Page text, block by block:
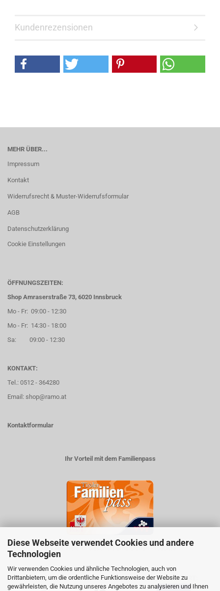
Diese Webseite verwendet Cookies und andere
Technologien
Wir verwenden Cookies und ähnliche Technologien, auch von
Drittanbietern, um die ordentliche Funktionsweise der Website zu
gewährleisten, die Nutzung unseres Angebotes zu analysieren und Ihnen
Kundenrezensionen
MEHR ÜBER...
Impressum
Kontakt
Widerrufsrecht & Muster-Widerrufsformular
AGB
Datenschutzerklärung
Cookie Einstellungen
ÖFFNUNGSZEITEN:
Shop Amraserstraße 73, 6020 Innsbruck
Mo - Fr: 09:00 - 12:30
Mo - Fr: 14:30 - 18:00
Sa: 09:00 - 12:30
KONTAKT:
Tel.: 0512 - 364280
Email: shop@ramo.at
Kontaktformular
Ihr Vorteil mit dem Familienpass
5% auf viele im Geschäft erhältlichen Produkte
ZAHLUNGSARTEN VERSANDART: